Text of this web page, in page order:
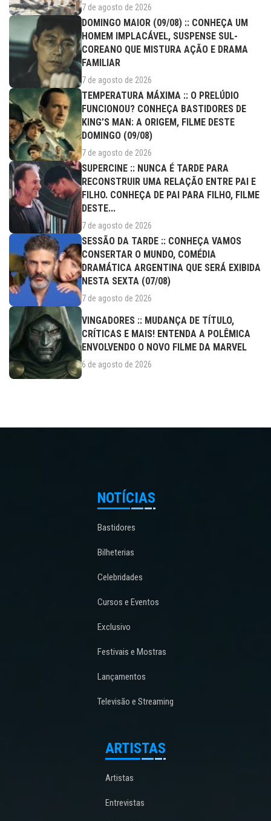
7 de agosto de 2026
DOMINGO MAIOR (09/08) :: CONHEÇA UM
HOMEM IMPLACÁVEL, SUSPENSE SUL-
COREANO QUE MISTURA AÇÃO E DRAMA
FAMILIAR
7 de agosto de 2026
TEMPERATURA MÁXIMA :: O PRELÚDIO
FUNCIONOU? CONHEÇA BASTIDORES DE
KING’S MAN: A ORIGEM, FILME DESTE
DOMINGO (09/08)
7 de agosto de 2026
SUPERCINE :: NUNCA É TARDE PARA
RECONSTRUIR UMA RELAÇÃO ENTRE PAI E
FILHO. CONHEÇA DE PAI PARA FILHO, FILME
DESTE...
7 de agosto de 2026
SESSÃO DA TARDE :: CONHEÇA VAMOS
CONSERTAR O MUNDO, COMÉDIA
DRAMÁTICA ARGENTINA QUE SERÁ EXIBIDA
NESTA SEXTA (07/08)
7 de agosto de 2026
VINGADORES :: MUDANÇA DE TÍTULO,
CRÍTICAS E MAIS! ENTENDA A POLÊMICA
ENVOLVENDO O NOVO FILME DA MARVEL
6 de agosto de 2026
NOTÍCIAS
Bastidores
Bilheterias
Celebridades
Cursos e Eventos
Exclusivo
Festivais e Mostras
Lançamentos
Televisão e Streaming
ARTISTAS
Artistas
Entrevistas